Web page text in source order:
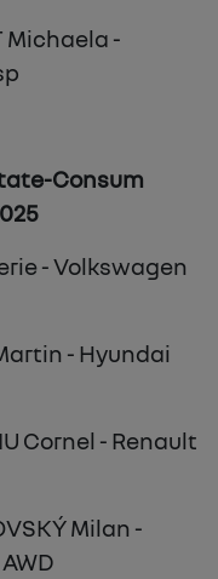
Michaela -
Consum
- Volkswagen
- Hyundai
Cornel - Renault
Milan -